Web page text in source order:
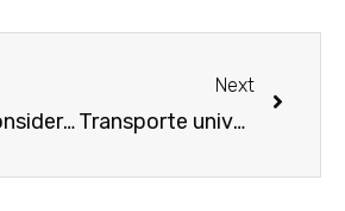
O que é considerado ônibus fretado?
Next
Transporte universitário X carro: o que vale mais a pena?